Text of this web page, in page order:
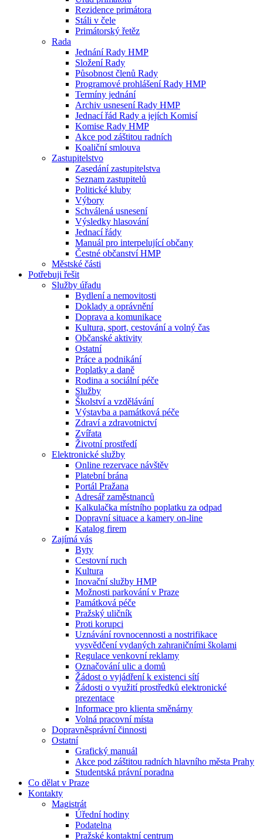
Rezidence primátora
Stáli v čele
Primátorský řetěz
Rada
Jednání Rady HMP
Složení Rady
Působnost členů Rady
Programové prohlášení Rady HMP
Termíny jednání
Archiv usnesení Rady HMP
Jednací řád Rady a jejích Komisí
Komise Rady HMP
Akce pod záštitou radních
Koaliční smlouva
Zastupitelstvo
Zasedání zastupitelstva
Seznam zastupitelů
Politické kluby
Výbory
Schválená usnesení
Výsledky hlasování
Jednací řády
Manuál pro interpelující občany
Čestné občanství HMP
Městské části
Potřebuji řešit
Služby úřadu
Bydlení a nemovitosti
Doklady a oprávnění
Doprava a komunikace
Kultura, sport, cestování a volný čas
Občanské aktivity
Ostatní
Práce a podnikání
Poplatky a daně
Rodina a sociální péče
Služby
Školství a vzdělávání
Výstavba a památková péče
Zdraví a zdravotnictví
Zvířata
Životní prostředí
Elektronické služby
Online rezervace návštěv
Platební brána
Portál Pražana
Adresář zaměstnanců
Kalkulačka místního poplatku za odpad
Dopravní situace a kamery on-line
Katalog firem
Zajímá vás
Byty
Cestovní ruch
Kultura
Inovační služby HMP
Možnosti parkování v Praze
Památková péče
Pražský uličník
Proti korupci
Uznávání rovnocennosti a nostrifikace
vysvědčení vydaných zahraničními školami
Regulace venkovní reklamy
Označování ulic a domů
Žádost o vyjádření k existenci sítí
Žádosti o využití prostředků elektronické
prezentace
Informace pro klienta směnárny
Volná pracovní místa
Dopravněsprávní činnosti
Ostatní
Grafický manuál
Akce pod záštitou radních hlavního města Prahy
Studentská právní poradna
Co dělat v Praze
Kontakty
Magistrát
Úřední hodiny
Podatelna
Pražské kontaktní centrum